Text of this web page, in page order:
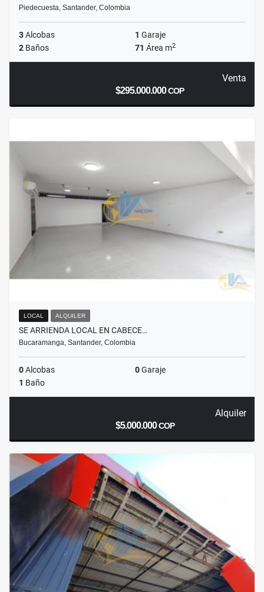
Piedecuesta, Santander, Colombia
3Alcobas 1 Garaje
2 Baños 71 Área m2
Venta
$295.000.000COP
LOCAL ALQUILER
SE ARRIENDA LOCAL EN CABECE…
Bucaramanga, Santander, Colombia
0Alcobas 0Garaje
1 Baño
Alquiler
$5.000.000COP